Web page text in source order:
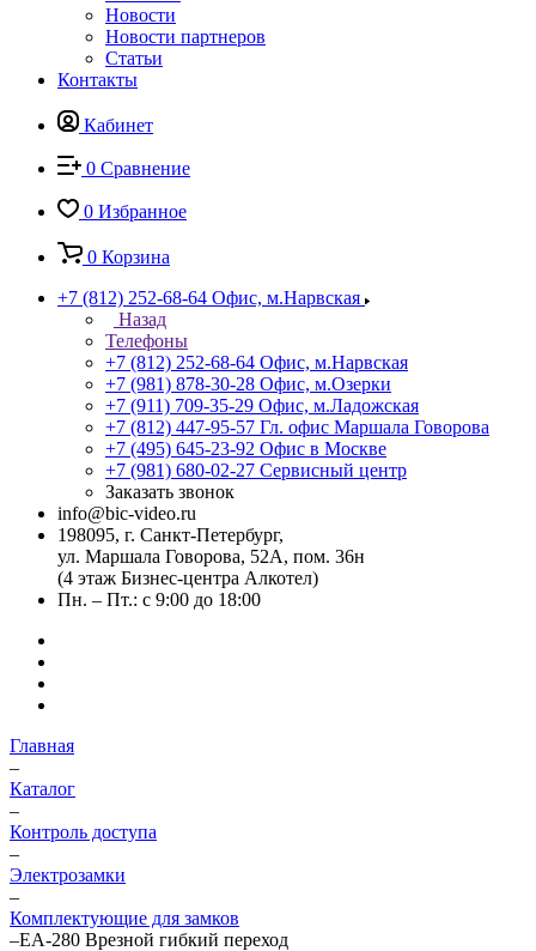
Новости
Новости партнеров
Статьи
Контакты
Кабинет
0 Сравнение
0 Избранное
0 Корзина
+7 (812) 252-68-64 Офис, м.Нарвская
Назад
Телефоны
+7 (812) 252-68-64 Офис, м.Нарвская
+7 (981) 878-30-28 Офис, м.Озерки
+7 (911) 709-35-29 Офис, м.Ладожская
+7 (812) 447-95-57 Гл. офис Маршала Говорова
+7 (495) 645-23-92 Офис в Москве
+7 (981) 680-02-27 Сервисный центр
Заказать звонок
info@bic-video.ru
198095, г. Санкт-Петербург,
ул. Маршала Говорова, 52А, пом. 36н
(4 этаж Бизнес-центра Алкотел)
Пн. – Пт.: с 9:00 до 18:00
Главная
–
Каталог
–
Контроль доступа
–
Электрозамки
–
Комплектующие для замков
–EA-280 Врезной гибкий переход